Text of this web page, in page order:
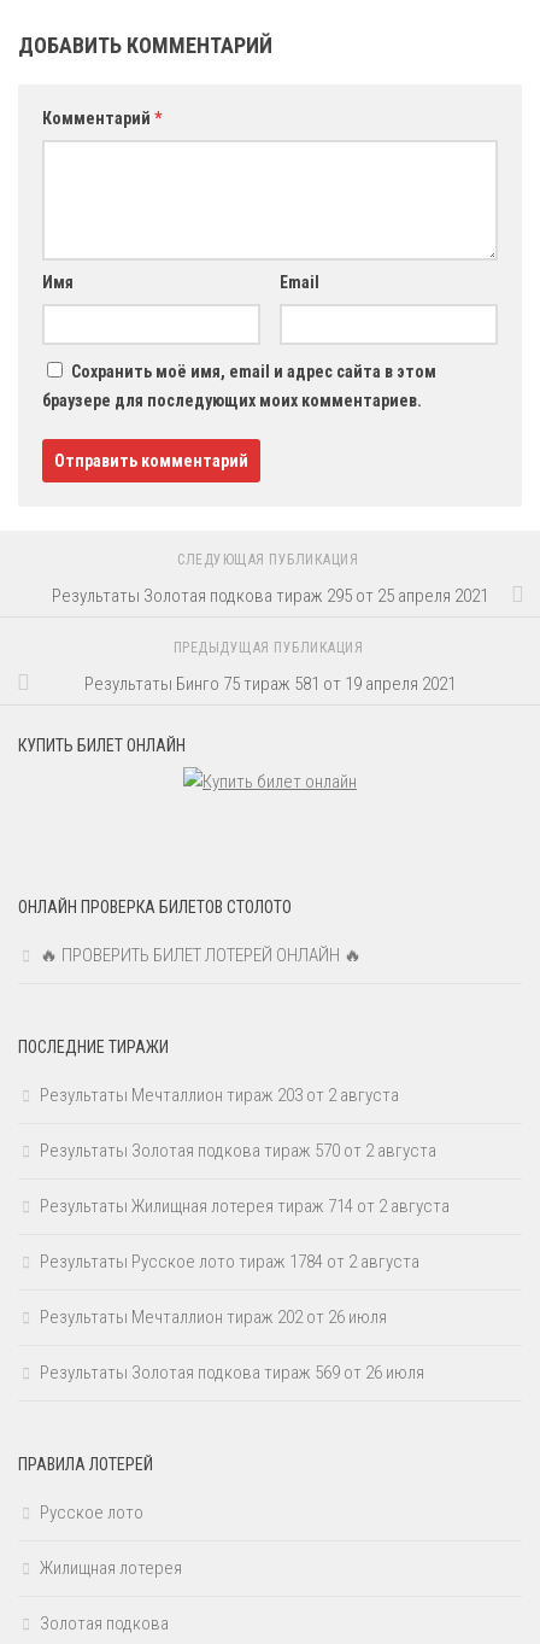
ДОБАВИТЬ КОММЕНТАРИЙ
Комментарий *
Имя Email
Сохранить моё имя, email и адрес сайта в этом
браузере для последующих моих комментариев.
СЛЕДУЮЩАЯ ПУБЛИКАЦИЯ
Результаты Золотая подкова тираж 295 от 25 апреля 2021
ПРЕДЫДУЩАЯ ПУБЛИКАЦИЯ
Результаты Бинго 75 тираж 581 от 19 апреля 2021
КУПИТЬ БИЛЕТ ОНЛАЙН
ОНЛАЙН ПРОВЕРКА БИЛЕТОВ СТОЛОТО
🔥 ПРОВЕРИТЬ БИЛЕТ ЛОТЕРЕЙ ОНЛАЙН 🔥
ПОСЛЕДНИЕ ТИРАЖИ
Результаты Мечталлион тираж 203 от 2 августа
Результаты Золотая подкова тираж 570 от 2 августа
Результаты Жилищная лотерея тираж 714 от 2 августа
Результаты Русское лото тираж 1784 от 2 августа
Результаты Мечталлион тираж 202 от 26 июля
Результаты Золотая подкова тираж 569 от 26 июля
ПРАВИЛА ЛОТЕРЕЙ
Русское лото
Жилищная лотерея
Золотая подкова